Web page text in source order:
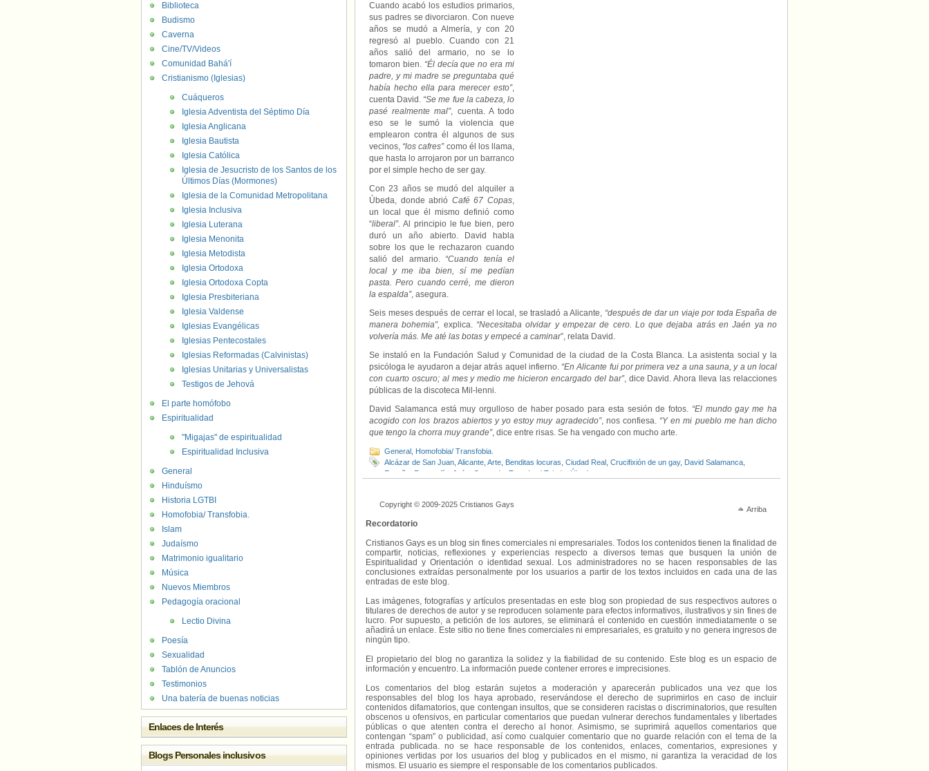
Cuando acabó los estudios primarios,
sus padres se divorciaron. Con nueve
años se mudó a Almería, y con 20
regresó al pueblo. Cuando con 21
años salió del armario, no se lo
tomaron bien. “Él decía que no era mi
padre, y mi madre se preguntaba qué
había hecho ella para merecer esto”,
cuenta David. “Se me fue la cabeza, lo
pasé realmente mal”, cuenta. A todo
eso se le sumó la violencia que
emplearon contra él algunos de sus
vecinos, “los cafres”como él los llama,
que hasta lo arrojaron por un barranco
por el simple hecho de ser gay.
Con 23 años se mudó del alquiler a
Úbeda, donde abrió Café 67 Copas,
un local que él mismo definió como
“liberal”. Al principio le fue bien, pero
duró un año abierto. David habla
sobre los que le rechazaron cuando
salió del armario.“Cuando tenía el
local y me iba bien, sí me pedían
pasta. Pero cuando cerré, me dieron
la espalda”, asegura.
Seis meses después de cerrar el local, se trasladó a Alicante, “después de dar un viaje por toda España de
manera bohemia”, explica. “Necesitaba olvidar y empezar de cero. Lo que dejaba atrás en Jaén ya no
volvería más. Me até las botas y empecé a caminar”, relata David.
Se instaló en la Fundación Salud y Comunidad de la ciudad de la Costa Blanca. La asistenta social y la
psicóloga le ayudaron a dejar atrás aquel infierno.“En Alicante fui por primera vez a una sauna, y a un local
con cuarto oscuro; al mes y medio me hicieron encargado del bar”, dice David. Ahora lleva las relacciones
públicas de la discoteca Mil-lenni.
David Salamanca está muy orgulloso de haber posado para esta sesión de fotos. “El mundo gay me ha
acogido con los brazos abiertos y yo estoy muy agradecido”, nos confiesa. “Y en mi pueblo me han dicho
que tengo la chorra muy grande”, dice entre risas. Se ha vengado con mucho arte.
General Homofobia/ Transfobia.
Alcázar de San Juan Alicante Arte Benditas locuras Ciudad Real Crucifixión de un gay, David Salamanca
España
Fotografía Jaén Quesada Txus Leal Tejada Úbeda
Arriba
Copyright © 2009-2025 Cristianos Gays
Recordatorio
Cristianos Gays es un blog sin fines comerciales ni empresariales. Todos los contenidos tienen la finalidad de
compartir, noticias, reflexiones y experiencias respecto a diversos temas que busquen la unión de
Espiritualidad y Orientación o identidad sexual. Los administradores no se hacen responsables de las
conclusiones extraídas personalmente por los usuarios a partir de los textos incluidos en cada una de las
entradas de este blog.
Las imágenes, fotografías y artículos presentadas en este blog son propiedad de sus respectivos autores o
titulares de derechos de autor y se reproducen solamente para efectos informativos, ilustrativos y sin fines de
lucro. Por supuesto, a petición de los autores, se eliminará el contenido en cuestión inmediatamente o se
añadirá un enlace. Este sitio no tiene fines comerciales ni empresariales, es gratuito y no genera ingresos de
ningún tipo.
El propietario del blog no garantiza la solidez y la fiabilidad de su contenido. Este blog es un espacio de
información y encuentro. La información puede contener errores e imprecisiones.
Los comentarios del blog estarán sujetos a moderación y aparecerán publicados una vez que los
responsables del blog los haya aprobado, reservándose el derecho de suprimirlos en caso de incluir
contenidos difamatorios, que contengan insultos, que se consideren racistas o discriminatorios, que resulten
obscenos u ofensivos, en particular comentarios que puedan vulnerar derechos fundamentales y libertades
públicas o que atenten contra el derecho al honor. Asimismo, se suprimirá aquellos comentarios que
contengan “spam” o publicidad, así como cualquier comentario que no guarde relación con el tema de la
entrada publicada. no se hace responsable de los contenidos, enlaces, comentarios, expresiones y
opiniones vertidas por los usuarios del blog y publicados en el mismo, ni garantiza la veracidad de los
mismos. El usuario es siempre el responsable de los comentarios publicados.
Biblioteca
Budismo
Caverna
Cine/TV/Videos
Comunidad Bahá'í
Cristianismo (Iglesias)
Cuáqueros
Iglesia Adventista del Séptimo Día
Iglesia Anglicana
Iglesia Bautista
Iglesia Católica
Iglesia de Jesucristo de los Santos de los
Últimos Días (Mormones)
Iglesia de la Comunidad Metropolitana
Iglesia Inclusiva
Iglesia Luterana
Iglesia Menonita
Iglesia Metodista
Iglesia Ortodoxa
Iglesia Ortodoxa Copta
Iglesia Presbiteriana
Iglesia Valdense
Iglesias Evangélicas
Iglesias Pentecostales
Iglesias Reformadas (Calvinistas)
Iglesias Unitarias y Universalistas
Testigos de Jehová
El parte homófobo
Espiritualidad
"Migajas" de espiritualidad
Espiritualidad Inclusiva
General
Hinduísmo
Historia LGTBI
Homofobia/ Transfobia.
Islam
Judaísmo
Matrimonio igualitario
Música
Nuevos Miembros
Pedagogía oracional
Lectio Divina
Poesía
Sexualidad
Tablón de Anuncios
Testimonios
Una batería de buenas noticias
Enlaces de Interés
Blogs Personales inclusivos